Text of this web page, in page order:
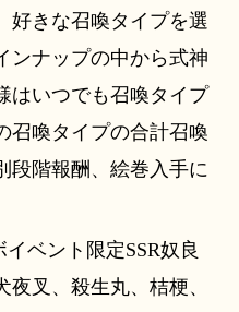
好きな召喚タイプを選
ンナップの中から式神
はいつでも召喚タイプ
召喚タイプの合計召喚
段階報酬、絵巻入手に
ベント限定SSR奴良
叉、殺生丸、桔梗、